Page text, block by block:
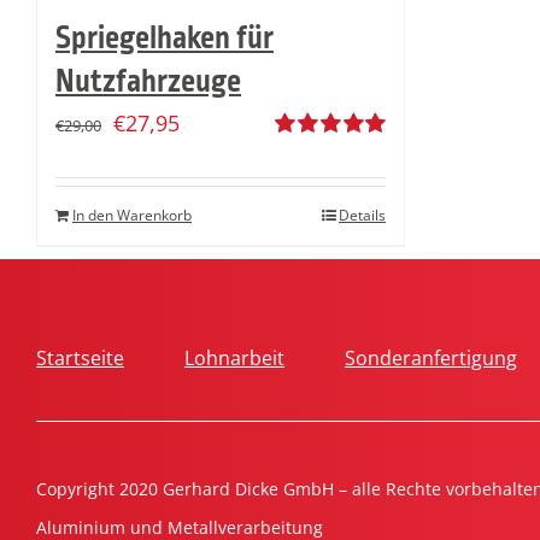
Spriegelhaken für
Nutzfahrzeuge
mit5.00von
€29,00 €27,95
In den Warenkorb Details
Startseite Lohnarbeit Sonderanfertigung
Copyright 2020 Gerhard Dicke GmbH – alle Rechte
Aluminium und Metallverarbeitung